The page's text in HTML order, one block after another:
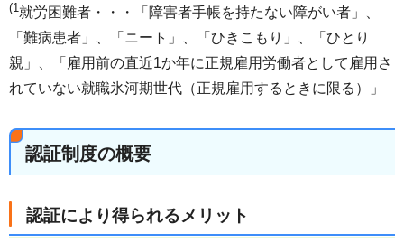
(1就労困難者・・・「障害者手帳を持たない障がい者」、
「難病患者」、「ニート」、「ひきこもり」、「ひとり
親」、「雇用前の直近1か年に正規雇用労働者として雇用さ
れていない就職氷河期世代（正規雇用するときに限る）」
認証制度の概要
認証により得られるメリット